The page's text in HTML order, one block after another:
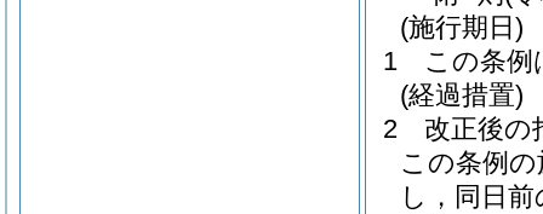
(施行期日)
1
この条例
(経過措置)
2
改正後の
この条例
し，同日